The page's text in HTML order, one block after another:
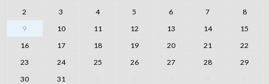
2
3 4 5 6 7
8
9
10 11 12 13 14
15
16
17 18 19 20 21
22
23
24 25 26 27 28
29
30
31